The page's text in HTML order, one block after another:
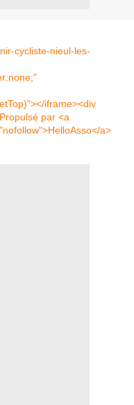
cycliste-nieul-les-
iframe><div
par <a
a>